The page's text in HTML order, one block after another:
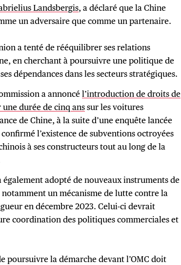
Landsbergis, a déclaré que la Chine
un adversaire que comme un partenaire.
a tenté de rééquilibrer ses relations
en cherchant à poursuivre une politique de
dépendances dans les secteurs stratégiques.
a annoncél’introduction de droits de
durée de cinq anssur les voitures
de Chine, à la suite d’une enquête lancée
l’existence de subventions octroyées
à ses constructeurs tout au long de la
également adopté de nouveaux instruments de
un mécanisme de lutte contre la
en décembre 2023. Celui-ci devrait
coordination des politiques commerciales et
poursuivre la démarche devant l’OMC doit